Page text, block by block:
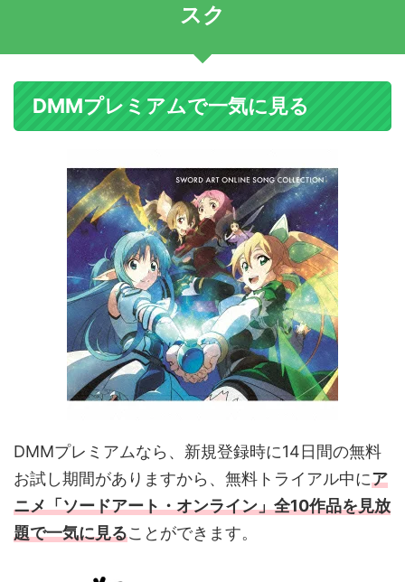
など 定額料金が必要な動画配
試しを利用すれば、お得に動
画を視聴できます。 無料で見
れる動画配信サービス【月額
なサービスは？ 動画配信サー
ビス 料金 会員登録 Tv ...
すいように、おすすめ順にラ
ンキング。 どのサービスを試
そうか、悩んでいる方は、ぜ
い！ 動画配信サービス
（VOD）とは？ どんなサービ
ス？ 動画配信サービス
（VOD）とは、動画を見た ...
スク
DMMプレミアムで一気に見る
DMMプレミアムなら、新規登録時に14日間の無料
お試し期間がありますから、無料トライアル中にア
ニメ「ソードアート・オンライン」全10作品を見放
題で一気に見ることができます。